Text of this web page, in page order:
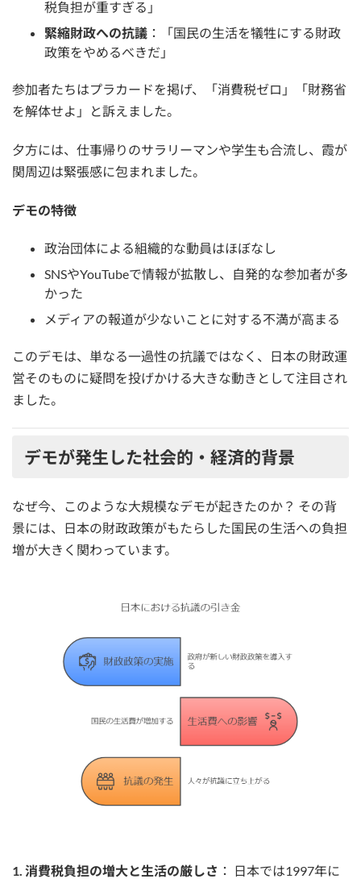
税負担が重すぎる」
緊縮財政への抗議 ：「国民の生活を犠牲にする財政
政策をやめるべきだ」
参加者たちはプラカードを掲げ、「消費税ゼロ」「財務省
を解体せよ」と訴えました。
夕方には、仕事帰りのサラリーマンや学生も合流し、霞が
関周辺は緊張感に包まれました。
デモの特徴
政治団体による組織的な動員はほぼなし
SNSやYouTubeで情報が拡散し、自発的な参加者が多
かった
メディアの報道が少ないことに対する不満が高まる
このデモは、単なる一過性の抗議ではなく、日本の財政運
営そのものに疑問を投げかける大きな動きとして注目され
ました。
デモが発生した社会的・経済的背景
なぜ今、このような大規模なデモが起きたのか？ その背
景には、日本の財政政策がもたらした国民の生活への負担
増が大きく関わっています。
1. 消費税負担の増大と生活の厳しさ ： 日本では1997年に